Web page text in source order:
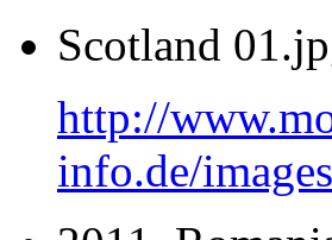
Scotland
http://
info.de/